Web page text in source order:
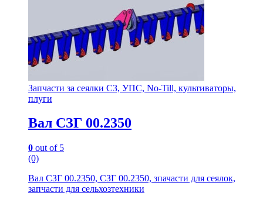
Запчасти за сеялки СЗ, УПС, No-Till, культиваторы,
плуги
Вал СЗГ 00.2350
0 out of 5
(0)
Вал СЗГ 00.2350, СЗГ 00.2350, зпачасти для сеялок,
запчасти для сельхозтехники